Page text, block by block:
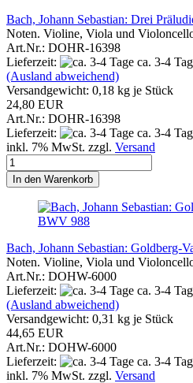
Bach, Johann Sebastian: Drei
Noten. Violine, Viola und
Art.Nr.: DOHR-16398
Lieferzeit:
ca. 3-4
(Ausland abweichend)
Versandgewicht: 0,18 kg je Stück
24,80 EUR
Art.Nr.: DOHR-16398
Lieferzeit:
ca. 3-4
inkl. 7% MwSt. zzgl. Versand
In den Warenkorb
Bach, Johann Sebastian: Goldberg-
Noten. Violine, Viola und
Art.Nr.: DOHW-6000
Lieferzeit:
ca. 3-4
(Ausland abweichend)
Versandgewicht: 0,31 kg je Stück
44,65 EUR
Art.Nr.: DOHW-6000
Lieferzeit:
ca. 3-4
inkl. 7% MwSt. zzgl. Versand